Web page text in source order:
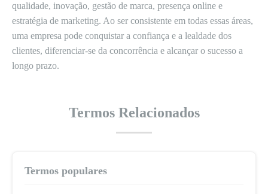
qualidade, inovação, gestão de marca, presença online e
estratégia de marketing. Ao ser consistente em todas essas áreas,
uma empresa pode conquistar a confiança e a lealdade dos
clientes, diferenciar-se da concorrência e alcançar o sucesso a
longo prazo.
Termos Relacionados
Termos populares